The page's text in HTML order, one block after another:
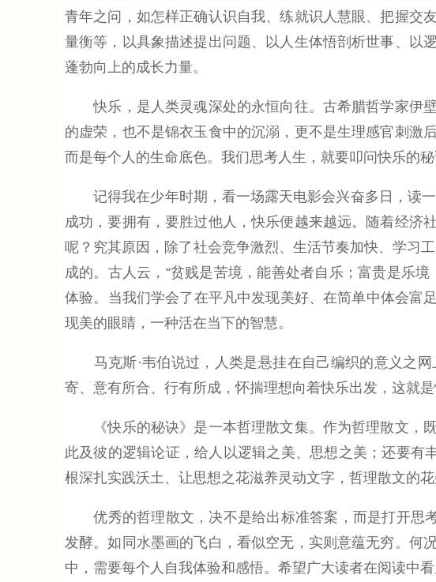
青年之问，如怎样正确认识自我、练就识人慧眼、把握交
量衡等，以具象描述提出问题、以人生体悟剖析世事、以
蓬勃向上的成长力量。
快乐，是人类灵魂深处的永恒向往。古希腊哲学家伊壁
的虚荣，也不是锦衣玉食中的沉溺，更不是生理感官刺激
而是每个人的生命底色。我们思考人生，就要叩问快乐的
记得我在少年时期，看一场露天电影会兴奋多日，读一
成功，要拥有，要胜过他人，快乐便越来越远。随着经济
呢？究其原因，除了社会竞争激烈、生活节奏加快、学习
成的。古人云，“贫贱是苦境，能善处者自乐；富贵是乐
体验。当我们学会了在平凡中发现美好、在简单中体会富
现美的眼睛，一种活在当下的智慧。
马克斯·韦伯说过，人类是悬挂在自己编织的意义之网
寄、意有所合、行有所成，怀揣理想向着快乐出发，这就是
《快乐的秘诀》是一本哲理散文集。作为哲理散文，既
此及彼的逻辑论证，给人以逻辑之美、思想之美；还要有
根深扎实践沃土、让思想之花滋养灵动文字，哲理散文的
优秀的哲理散文，决不是给出标准答案，而是打开思考
发酵。如同水墨画的飞白，看似空无，实则意蕴无穷。何
中，需要每个人自我体验和感悟。希望广大读者在阅读中